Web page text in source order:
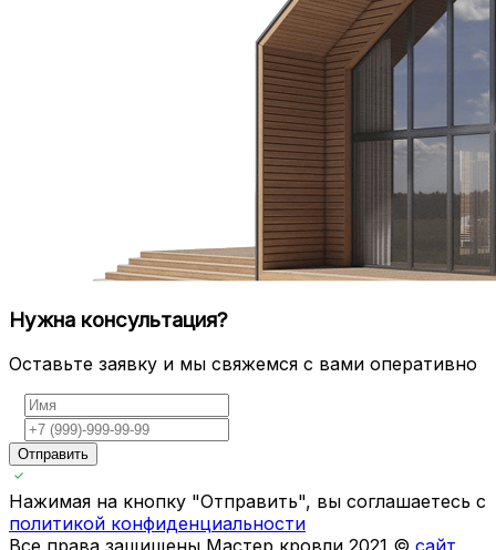
Нужна консультация?
Оставьте заявку и мы свяжемся с вами оперативно
Отправить
Нажимая на кнопку "Отправить", вы соглашаетесь с
политикой конфиденциальности